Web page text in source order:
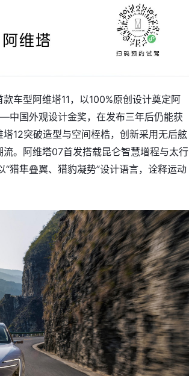
车型阿维塔11，以100%原创设计奠定阿
国外观设计金奖，在发布三年后仍能获
12突破造型与空间桎梏，创新采用无后舷
。阿维塔07首发搭载昆仑智慧增程与太行
猎隼叠翼、猎豹凝势”设计语言，诠释运动